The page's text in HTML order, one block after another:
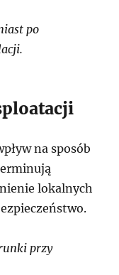
po
na sposób
lokalnych
przy